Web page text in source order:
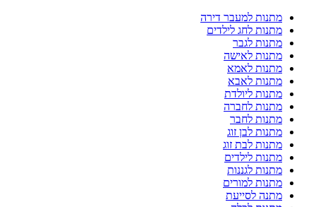
מתנות למעבר דירה
מתנות לחג לילדים
מתנות לגבר
מתנות לאישה
מתנות לאמא
מתנות לאבא
מתנות ליולדת
מתנות לחברה
מתנות לחבר
מתנות לבן זוג
מתנות לבת זוג
מתנות לילדים
מתנות לגננות
מתנות למורים
מתנה לסייעת